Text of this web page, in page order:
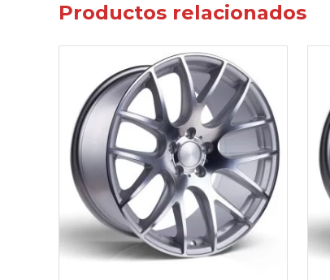
Productos relacionados